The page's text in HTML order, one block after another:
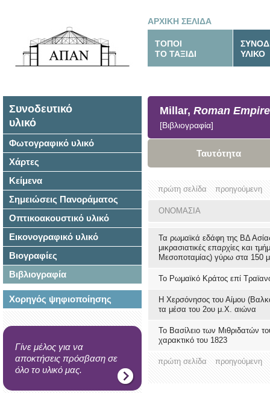
ΑΡΧΙΚΗ ΣΕΛΙΔΑ
ΤΟΠΟΙ
ΤΟ ΤΑΞΙΔΙ
ΥΛΙΚΟ
Συνοδευτικό
υλικό
Φωτογραφικό υλικό
Χάρτες
Κείμενα
Σημειώσεις Πανοράματος
Οπτικοακουστικό υλικό
Εικονογραφικό υλικό
Βιογραφίες
Βιβλιογραφία
Χορηγός ψηφιοποίησης
Γίνε μέλος για να
αποκτήσεις πρόσβαση σε
όλο το υλικό μας.
Millar, Roman
[Βιβλιογραφία]
Ταυτότητα
πρώτη σελίδα προηγούμενη
ΟΝΟΜΑΣΙΑ
Τα ρωμαϊκά εδάφη της ΒΔ
μικρασιατικές επαρχίες και
Μεσοποταμίας) γύρω στα 150
Το Ρωμαϊκό Κράτος επί
Η Χερσόνησος του Αίμου
τα μέσα του 2ου μ.Χ. αιώνα
Το Βασίλειο των Μιθριδατών
χαρακτικό του 1823
πρώτη σελίδα προηγούμενη